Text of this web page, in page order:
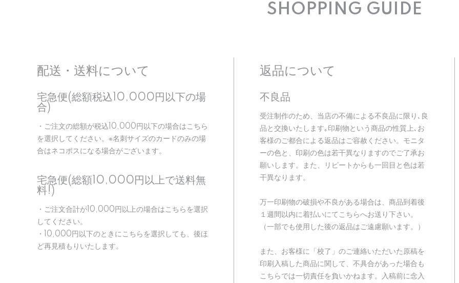
SHOPPING GUIDE
配送・送料について
宅急便(総額税込10,000円以下の場
合)
・ご注文の総額が税込10,000円以下の場合はこちら
を選択してください。※名刺サイズのカードのみの場
合はネコポスになる場合がございます。
宅急便(総額10,000円以上で送料無
料!)
・ご注文合計が10,000円以上の場合はこちらを選択
してください。
・10,000円以下のときにこちらを選択しても、後ほ
ど再見積もりいたします。
返品について
不良品
受注制作のため、当店の不備による不良品に限り､良
品と交換いたします｡印刷物という商品の性質上､お
客様のご都合による返品はご容赦ください。モニタ
ーの色と、印刷の色は若干異なりますのでご了承お
願いします。また、リピートからも一回目と色は若
干異なります。
万一印刷物の破損や不良がある場合は、商品到着後
１週間以内に着払いにてこちらへお送り下さい。
（一部でも使用した後の返品はご遠慮願います。）
また、お客様に「校了」のご連絡いただいた原稿を
印刷入稿した商品に関して、不具合があった場合も
こちらでは一切責任を負いかねます。入稿前に念入